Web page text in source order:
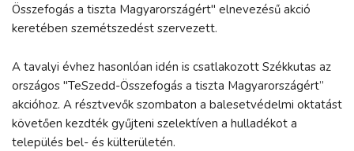
Összefogás a tiszta Magyarországért" elnevezésű akció
keretében szemétszedést szervezett.
A tavalyi évhez hasonlóan idén is csatlakozott Székkutas az
országos "TeSzedd-Összefogás a tiszta Magyarországért”
akcióhoz. A résztvevők szombaton a balesetvédelmi oktatást
követően kezdték gyűjteni szelektíven a hulladékot a
település bel- és külterületén.